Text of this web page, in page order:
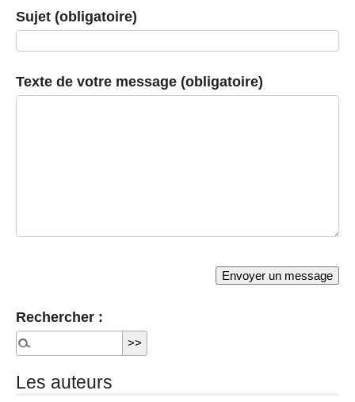
Sujet (obligatoire)
Texte de votre message (obligatoire)
Rechercher :
Les auteurs